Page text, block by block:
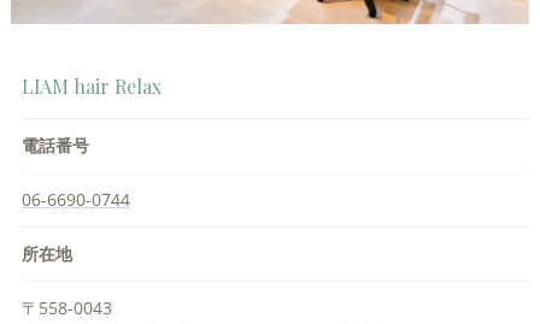
LIAM hair Relax
電話番号
06-6690-0744
所在地
〒558-0043